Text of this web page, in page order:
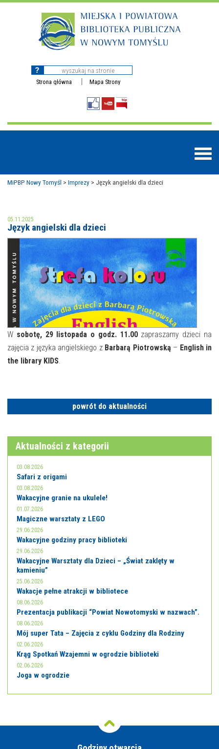
Strona główna Mapa Strony
MOJE KONTO
NAJBLIŻSZE WYDARZENIA
WYDARZENIA BIEŻĄCE
WYDARZYŁO SIĘ
NASZA OFERTA
STREFA WIEDZY O REGIONIE
STREFA KOLORU
FORMY STAŁE
NASZE FILIE
FOTO
E-INFORMATOR
MiPBP Nowy Tomyśl > Imprezy > Język angielski dla dzieci
05.11.2025
Język angielski dla dzieci
W sobotę, 29 listopada o godz. 11.00zapraszamy dzieci na
zajęcia z języka angielskiego z Barbarą Piotrowską – English in
the library KIDS.
powrót do aktualności
Aktualności z kategorii
03.08.2026
Safari z origami
03.08.2026
Wakacyjne granie na ukulele!
01.07.2026
Magiczne warsztaty z LEGO
29.06.2026
Wakacyjne godziny pracy biblioteki
29.06.2026
Wakacyjne Warsztaty dla Dzieci – „Świat zaklęty w
kamieniu”
25.06.2026
Wakacje pełne atrakcji w bibliotece
08.06.2026
Prezentacja publikacji “Powiat Nowotomyski w nazwach”.
08.06.2026
Mój super Tata – Zajęcia z cyklu Godziny dla Rodziny
02.06.2026
Krąg Spotkań Wzajemni w ogrodzie biblioteki
02.06.2026
Joga w ogrodzie